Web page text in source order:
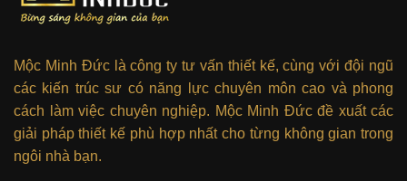
Mộc Minh Đức là công ty tư vấn thiết kế, cùng với đội ngũ
các kiến trúc sư có năng lực chuyên môn cao và phong
cách làm việc chuyên nghiệp. Mộc Minh Đức đề xuất các
giải pháp thiết kế phù hợp nhất cho từng không gian trong
ngôi nhà bạn.